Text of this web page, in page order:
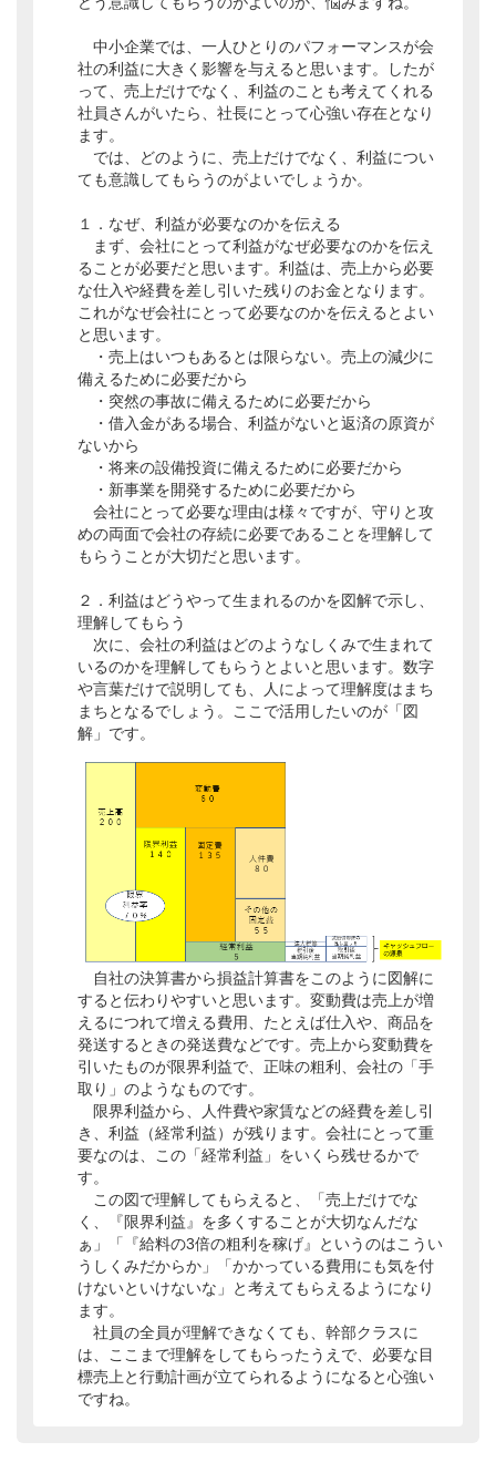
中小企業では、一人ひとりのパフォーマンスが会
社の利益に大きく影響を与えると思います。したが
って、売上だけでなく、利益のことも考えてくれる
社員さんがいたら、社長にとって心強い存在となり
ます。
では、どのように、売上だけでなく、利益につい
ても意識してもらうのがよいでしょうか。
１．なぜ、利益が必要なのかを伝える
まず、会社にとって利益がなぜ必要なのかを伝え
ることが必要だと思います。利益は、売上から必要
な仕入や経費を差し引いた残りのお金となります。
これがなぜ会社にとって必要なのかを伝えるとよい
と思います。
・売上はいつもあるとは限らない。売上の減少に
備えるために必要だから
・突然の事故に備えるために必要だから
・借入金がある場合、利益がないと返済の原資が
ないから
・将来の設備投資に備えるために必要だから
・新事業を開発するために必要だから
会社にとって必要な理由は様々ですが、守りと攻
めの両面で会社の存続に必要であることを理解して
もらうことが大切だと思います。
２．利益はどうやって生まれるのかを図解で示し、
理解してもらう
次に、会社の利益はどのようなしくみで生まれて
いるのかを理解してもらうとよいと思います。数字
や言葉だけで説明しても、人によって理解度はまち
まちとなるでしょう。ここで活用したいのが「図
解」です。
自社の決算書から損益計算書をこのように図解に
すると伝わりやすいと思います。変動費は売上が増
えるにつれて増える費用、たとえば仕入や、商品を
発送するときの発送費などです。売上から変動費を
引いたものが限界利益で、正味の粗利、会社の「手
取り」のようなものです。
限界利益から、人件費や家賃などの経費を差し引
き、利益（経常利益）が残ります。会社にとって重
要なのは、この「経常利益」をいくら残せるかで
す。
この図で理解してもらえると、「売上だけでな
く、『限界利益』を多くすることが大切なんだな
ぁ」「『給料の3倍の粗利を稼げ』というのはこうい
うしくみだからか」「かかっている費用にも気を付
けないといけないな」と考えてもらえるようになり
ます。
社員の全員が理解できなくても、幹部クラスに
は、ここまで理解をしてもらったうえで、必要な目
標売上と行動計画が立てられるようになると心強い
ですね。